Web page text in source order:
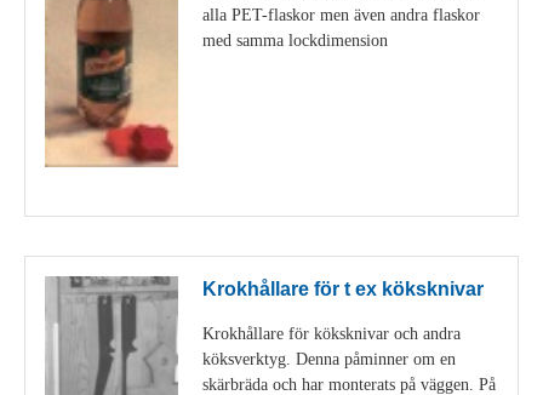
alla PET-flaskor men även andra flaskor
med samma lockdimension
Krokhållare för t ex köksknivar
Krokhållare för köksknivar och andra
köksverktyg. Denna påminner om en
skärbräda och har monterats på väggen. På